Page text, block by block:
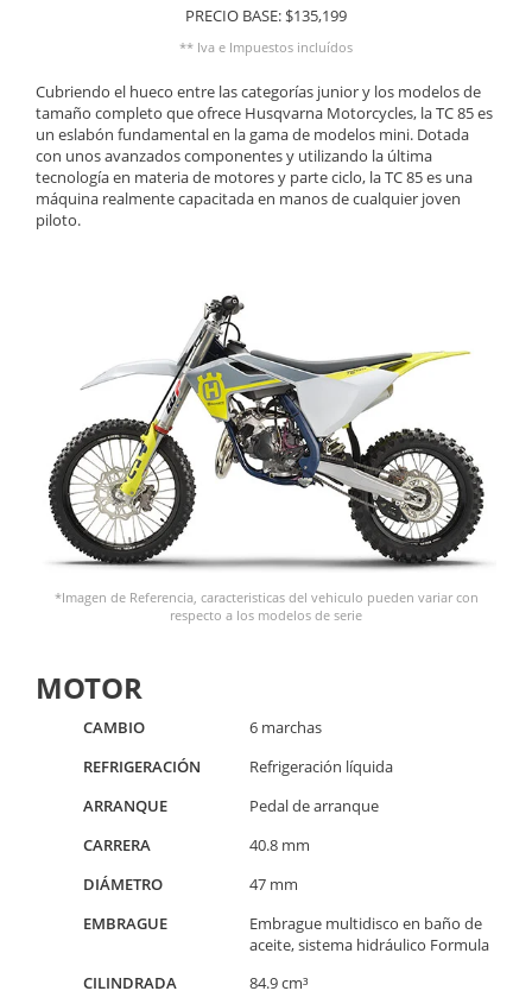
PRECIO BASE: $135,199
** Iva e Impuestos incluídos
Cubriendo el hueco entre las categorías junior y los modelos de
tamaño completo que ofrece Husqvarna Motorcycles, la TC 85 es
un eslabón fundamental en la gama de modelos mini. Dotada
con unos avanzados componentes y utilizando la última
tecnología en materia de motores y parte ciclo, la TC 85 es una
máquina realmente capacitada en manos de cualquier joven
piloto.
*Imagen de Referencia, caracteristicas del vehiculo pueden variar con
respecto a los modelos de serie
MOTOR
CAMBIO
6 marchas
REFRIGERACIÓN
Refrigeración líquida
ARRANQUE
Pedal de arranque
CARRERA
40.8 mm
DIÁMETRO
47 mm
EMBRAGUE
Embrague multidisco en baño de
aceite, sistema hidráulico Formula
CILINDRADA
84.9 cm³